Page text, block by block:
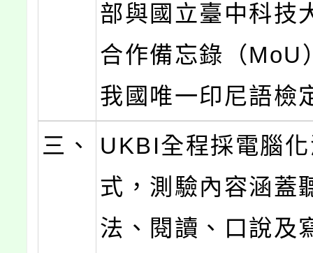
部與國立臺中科技
合作備忘錄（MoU
我國唯一印尼語檢
三、
UKBI全程採電腦
式，測驗內容涵蓋
法、閱讀、口說及